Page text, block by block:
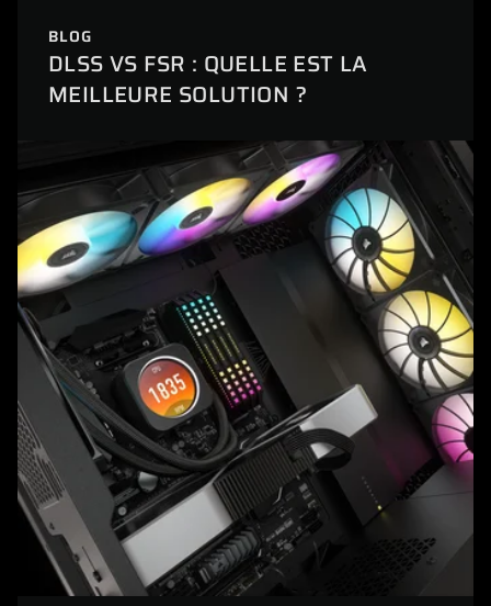
BLOG
DLSS VS FSR : QUELLE EST LA
MEILLEURE SOLUTION ?